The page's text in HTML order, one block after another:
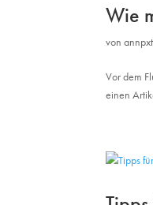
Wie
von
Vor dem
einen